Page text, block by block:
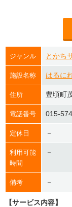
ジャンル とかち
施設名称 はるに
住所 豊頃町
電話番号 015-
定休日 －
利用可能
時間
－
備考 －
【サービス内容】